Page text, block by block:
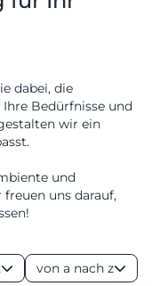
dabei, die
Bedürfnisse und
wir ein
und
uns darauf,
von a nach z